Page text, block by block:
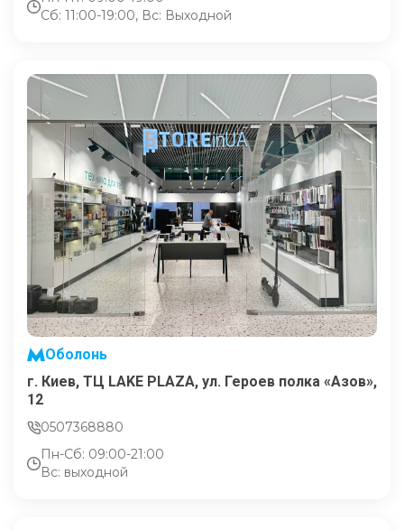
Сб: 11:00-19:00, Вс: Выходной
Оболонь
г. Киев, ТЦ LAKE PLAZA, ул. Героев полка «Азов»,
12
0507368880
Пн-Сб: 09:00-21:00
Вс: выходной